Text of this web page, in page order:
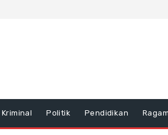
Politik Pendidikan